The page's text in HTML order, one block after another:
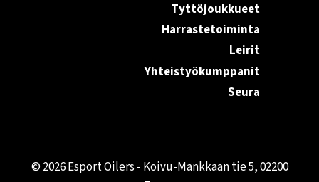
Tyttöjoukkueet
Harrastetoiminta
Leirit
Yhteistyökumppanit
Seura
© 2026 Esport Oilers - Koivu-Mankkaan tie 5, 02200